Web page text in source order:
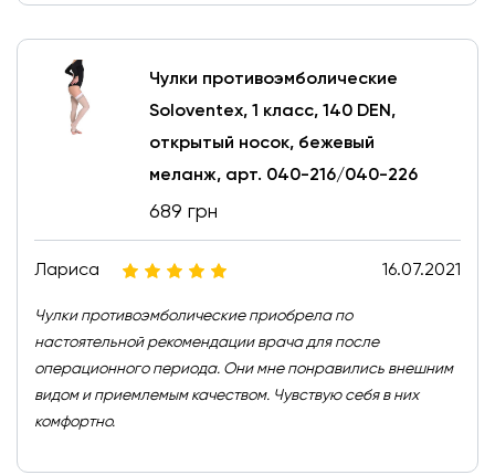
Чулки противоэмболические
Soloventex, 1 класс, 140 DEN,
открытый носок, бежевый
меланж, арт. 040-216/040-226
689 грн
Лариса 16.07.2021
Чулки противоэмболические приобрела по
настоятельной рекомендации врача для после
операционного периода. Они мне понравились внешним
видом и приемлемым качеством. Чувствую себя в них
комфортно.